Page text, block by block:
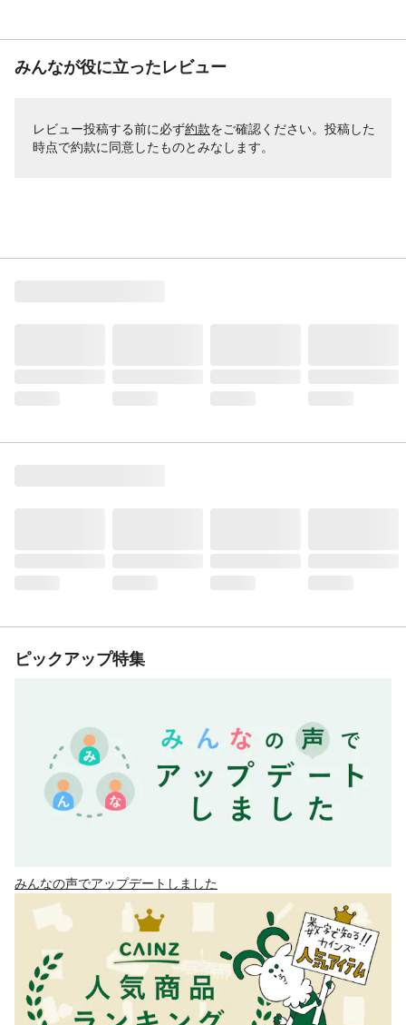
みんなが役に立ったレビュー
レビュー投稿する前に必ず約款をご確認ください。投稿した
時点で約款に同意したものとみなします。
ピックアップ特集
みんなの声でアップデートしました